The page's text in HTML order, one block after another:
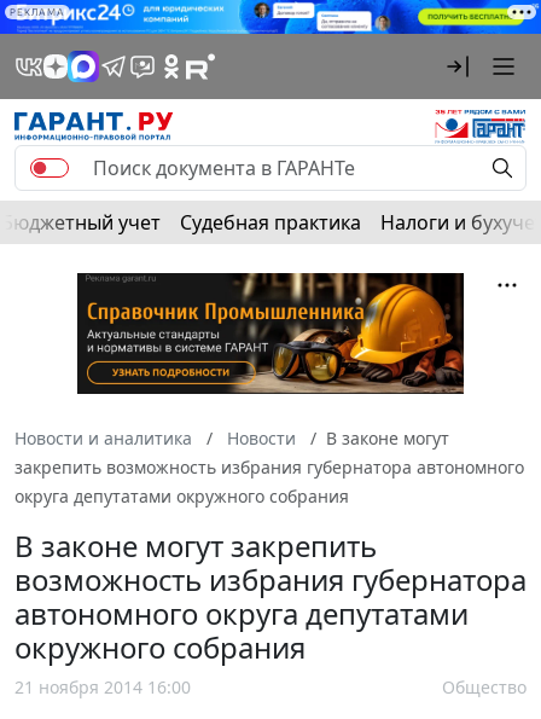
РЕКЛАМА
Бюджетный учет Судебная практика Налоги и
Новости и аналитика Новости
В законе могут
закрепить возможность избрания губернатора автономного
округа депутатами окружного собрания
В законе могут закрепить
возможность избрания губернатора
автономного округа депутатами
окружного собрания
21 ноября 2014 16:00 Общество